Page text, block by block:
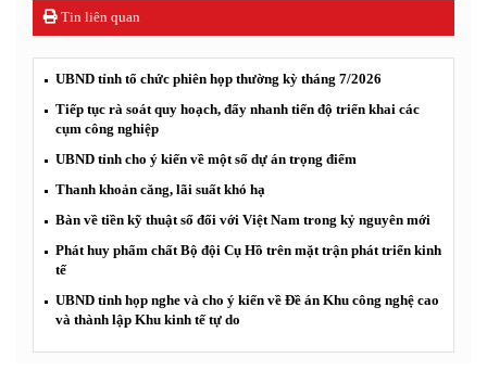
Tin liên quan
UBND tỉnh tổ chức phiên họp thường kỳ tháng 7/2026
Tiếp tục rà soát quy hoạch, đẩy nhanh tiến độ triển khai các
cụm công nghiệp
UBND tỉnh cho ý kiến về một số dự án trọng điểm
Thanh khoản căng, lãi suất khó hạ
Bàn về tiền kỹ thuật số đối với Việt Nam trong kỷ nguyên mới
Phát huy phẩm chất Bộ đội Cụ Hồ trên mặt trận phát triển kinh
tế
UBND tỉnh họp nghe và cho ý kiến về Đề án Khu công nghệ cao
và thành lập Khu kinh tế tự do